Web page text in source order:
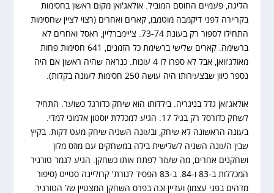
הליגה, פעמיים החוסם המוביל. אולאג'ואן מקום ראשון בחסימות
בקריירה לפני דיקמבה מוטמבו, קארים ואחרים (רצוי לציין שחסימות
התחילו לספור רק בעונת 73-74. צ'יימברליין, ראסל ואחרים לא
ברשימה. קארים שלישי ברשימת כל הזמנים, 641 חסימות פחות
מאולג'וואן, אבל לא ספרו לו 4 עונות. כנראה שהיה ראשון אם היה
נספר כיוון שבצעירותו היה עושה 250 חסימות לעונה בקלות).
אולאג'ואן גדל בניגריה. בילדותו הוא שיחק כדורגל כשוער. התחיל
לשחק כדורסל רק בגיל 17. הגיע למכללת יוסטון אלמוני למדי.
בעונה הראשונה לא שיחק, ובעונה השניה שיחק מעט דקות. בקיץ
שבין העונה השניה לשלישית בילה במשחקים עם מוזס מלון
ושחקנים אחרים, מה שעזר לפתח אותו כשחקן. הגיע לגמר טורניר
המכללות ב-83 ו-84. ב-83 הפסיד לנורת' קרוליינה סטייט (סיפור
מדהים בפני עצמו) ועדיין זכה בפרס השחקן המצטיין של הטורניר.